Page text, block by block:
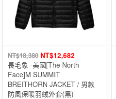
NT$18,380 NT$12,682
長毛象 -美國[The North
Face]M SUMMIT
BREITHORN JACKET / 男款
防風保暖羽絨外套(黑)